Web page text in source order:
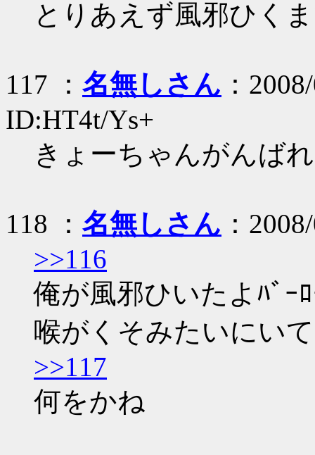
とりあえず風邪ひく
117 ： 名無しさん ：
ID:HT4t/Ys+
きょーちゃんがんば
118 ： 名無しさん ：
>>116
俺が風邪ひいたよﾊﾞｰ
喉がくそみたいにい
>>117
何をかね